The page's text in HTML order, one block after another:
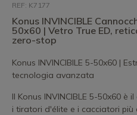
REF: K7177
Konus INVINCIBLE
50x60 | Vetro True ED,
zero-stop
Konus INVINCIBILE 5-50x60 |
tecnologia avanzata
Il Konus INVINCIBLE 5-50x60 è
i tiratori d'élite e i cacciatori